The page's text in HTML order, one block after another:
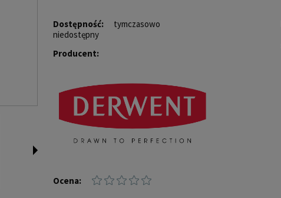
Dostępność:
tymczasowo
niedostępny
Producent:
Ocena: